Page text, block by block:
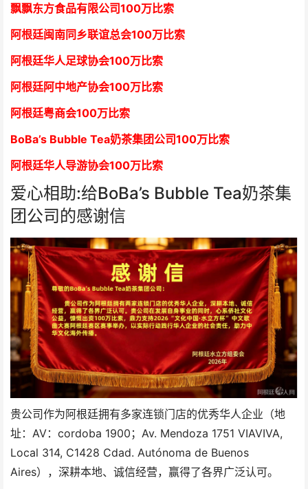
飘飘东方食品有限公司100万比索
阿根廷闽南同乡联谊总会100万比索
阿根廷华人足球协会100万比索
阿根廷阿中地产协会100万比索
阿根廷粤商会100万比索
BoBa’s Bubble Tea奶茶集团公司100万比索
阿根廷华人导游协会100万比索
爱心相助:给BoBa’s Bubble Tea奶茶集
团公司的感谢信
贵公司作为阿根廷拥有多家连锁门店的优秀华人企业（地
址：AV：cordoba 1900；Av. Mendoza 1751 VIAVIVA,
Local 314, C1428 Cdad. Autónoma de Buenos
Aires），深耕本地、诚信经营，赢得了各界广泛认可。